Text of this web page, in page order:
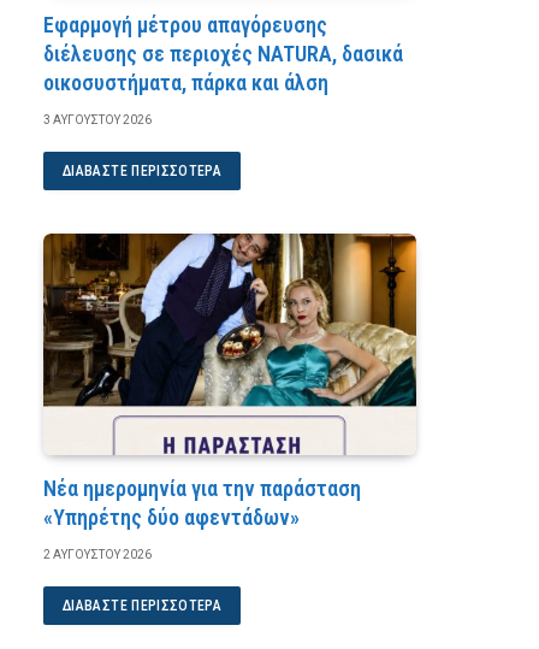
Εφαρμογή μέτρου απαγόρευσης
διέλευσης σε περιοχές NATURA, δασικά
οικοσυστήματα, πάρκα και άλση
3 ΑΥΓΟΎΣΤΟΥ 2026
ΔΙΑΒΆΣΤΕ ΠΕΡΙΣΣΌΤΕΡΑ
Νέα ημερομηνία για την παράσταση
«Υπηρέτης δύο αφεντάδων»
2 ΑΥΓΟΎΣΤΟΥ 2026
ΔΙΑΒΆΣΤΕ ΠΕΡΙΣΣΌΤΕΡΑ